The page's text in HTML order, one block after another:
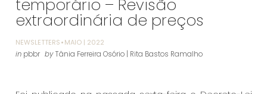
temporário – Revisão
extraordinária de preços
NEWSLETTERS MAIO | 2022
in pbbr byTânia Ferreira Osório | Rita Bastos Ramalho